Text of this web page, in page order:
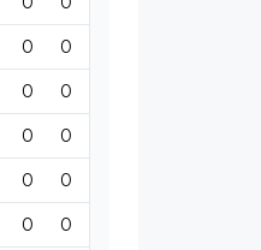
0 0
0 0
0 0
0 0
0 0